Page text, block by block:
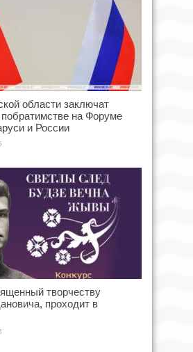
области заключат
на Форуме
и России
творчеству
проходит в